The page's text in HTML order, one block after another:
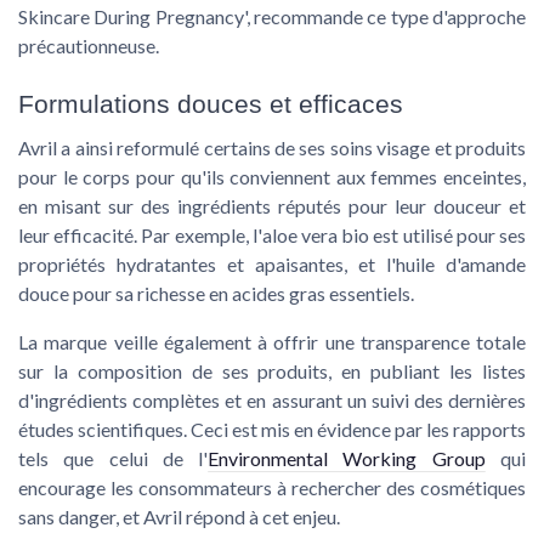
Skincare During Pregnancy', recommande ce type d'approche
précautionneuse.
Formulations douces et efficaces
Avril a ainsi reformulé certains de ses soins visage etproduits
pour le corps pour qu'ils conviennent auxfemmes enceintes,
en misant sur des ingrédients réputés pour leur douceur et
leur efficacité. Par exemple, l'aloe vera bio est utilisé pour ses
propriétés hydratantes et apaisantes, et l'huile d'amande
douce pour sa richesse en acides gras essentiels.
La marque veille également à offrir une transparence totale
sur la composition de ses produits, en publiant les listes
d'ingrédients complètes et en assurant un suivi des dernières
études scientifiques. Ceci est mis en évidence par les rapports
tels que celui de l'Environmental Working Group qui
encourage les consommateurs à rechercher des cosmétiques
sans danger, et Avril répond à cet enjeu.